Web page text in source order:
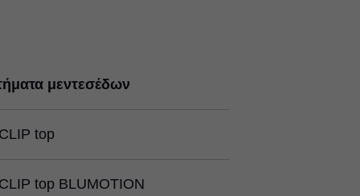
μεντεσέδων
top
top BLUMOTION